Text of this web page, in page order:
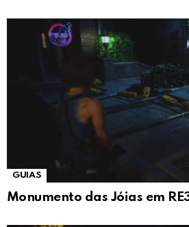
GUIAS
Monumento das Jóias em